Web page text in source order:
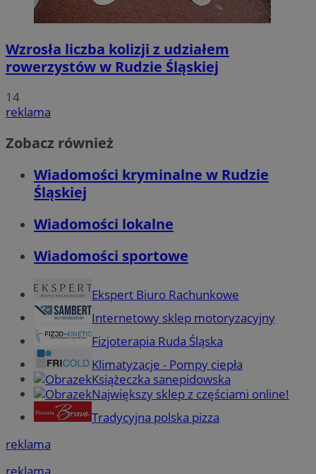
Wzrosła liczba kolizji z udziałem
rowerzystów w Rudzie Śląskiej
14
reklama
Zobacz również
Wiadomości kryminalne w Rudzie
Śląskiej
Wiadomości lokalne
Wiadomości sportowe
Ekspert Biuro Rachunkowe
Internetowy sklep motoryzacyjny
Fizjoterapia Ruda Śląska
Klimatyzacje - Pompy ciepła
Książeczka sanepidowska
Największy sklep z częściami online!
Tradycyjna polska pizza
reklama